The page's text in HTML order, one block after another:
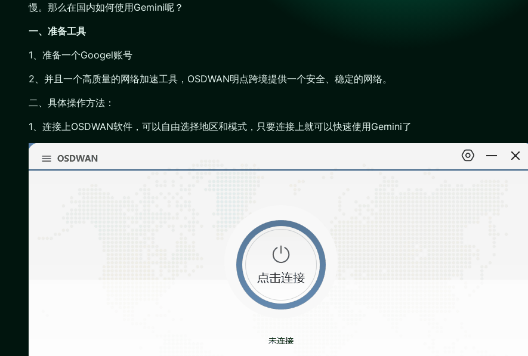
慢。那么在国内如何使用Gemini呢？
一、准备工具
1、准备一个Googel账号
2、并且一个高质量的网络加速工具，OSDWAN明点跨境提供一个安全、稳定的网络。
二、具体操作方法：
1、连接上OSDWAN软件，可以自由选择地区和模式，只要连接上就可以快速使用Gemini了